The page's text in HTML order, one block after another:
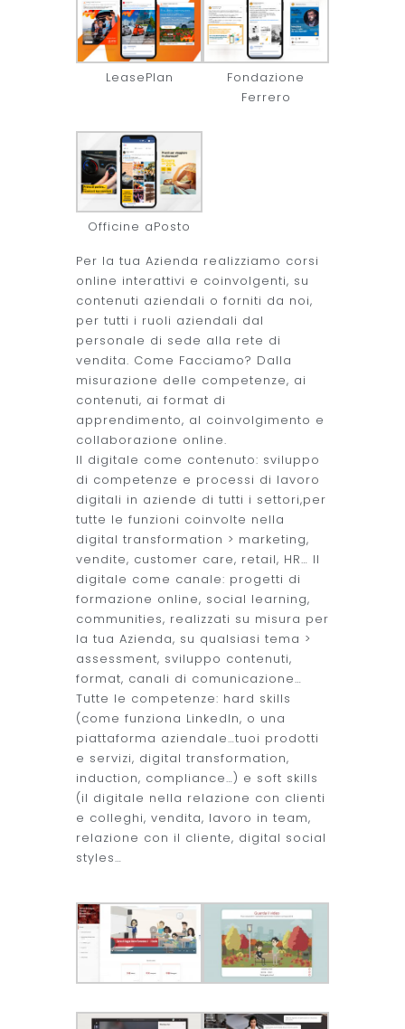
LeasePlan
Fondazione
Ferrero
Officine aPosto
Per la tua Azienda realizziamo corsi
online interattivi e coinvolgenti, su
contenuti aziendali o forniti da noi,
per tutti i ruoli aziendali dal
personale di sede alla rete di
vendita. Come Facciamo? Dalla
misurazione delle competenze, ai
contenuti, ai format di
apprendimento, al coinvolgimento e
collaborazione online.
Il digitale come contenuto: sviluppo
di competenze e processi di lavoro
digitali in aziende di tutti i settori,per
tutte le funzioni coinvolte nella
digital transformation > marketing,
vendite, customer care, retail, HR… Il
digitale come canale: progetti di
formazione online, social learning,
communities, realizzati su misura per
la tua Azienda, su qualsiasi tema >
assessment, sviluppo contenuti,
format, canali di comunicazione…
Tutte le competenze: hard skills
(come funziona LinkedIn, o una
piattaforma aziendale…tuoi prodotti
e servizi, digital transformation,
induction, compliance…) e soft skills
(il digitale nella relazione con clienti
e colleghi, vendita, lavoro in team,
relazione con il cliente, digital social
styles…